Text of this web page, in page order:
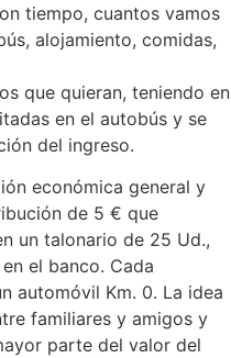
tiempo, cuantos vamos
alojamiento, comidas,
que quieran, teniendo en
en el autobús y se
del ingreso.
económica general y
de 5 € que
un talonario de 25 Ud.,
el banco. Cada
automóvil Km. 0. La idea
familiares y amigos y
parte del valor del